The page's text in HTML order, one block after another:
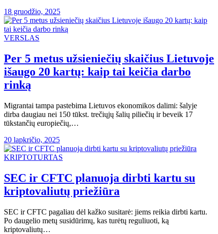
18 gruodžio, 2025
VERSLAS
Per 5 metus užsieniečių skaičius Lietuvoje
išaugo 20 kartų: kaip tai keičia darbo
rinką
Migrantai tampa pastebima Lietuvos ekonomikos dalimi: šalyje
dirba daugiau nei 150 tūkst. trečiųjų šalių piliečių ir beveik 17
tūkstančių europiečių,…
20 lapkričio, 2025
KRIPTOTURTAS
SEC ir CFTC planuoja dirbti kartu su
kriptovaliutų priežiūra
SEC ir CFTC pagaliau dėl kažko susitarė: jiems reikia dirbti kartu.
Po daugelio metų susidūrimų, kas turėtų reguliuoti, ką
kriptovaliutų…